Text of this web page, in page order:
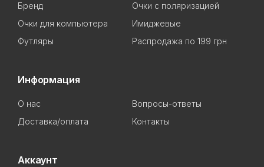
Бренд
Очки с поляризацией
Очки для компьютера
Имиджевые
Футляры
Распродажа по 199 грн
Информация
О нас
Вопросы-ответы
Доставка/оплата
Контакты
Аккаунт